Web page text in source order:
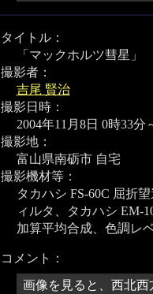
タイトル：
「マックホルツ彗星」
撮影者：
吉尾 賢治
撮影日時：
2004年11月8日 0時33分
撮影地：
富山県南砺市 自宅
撮影機材等：
タカハシ FS-60C 屈折
ィルタ、タカハシ EM-
加算平均合成、色調レ
コメント：
画像を見ると、西北